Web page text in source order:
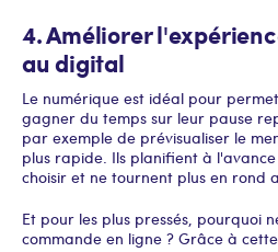
4. Améliorer
au digital
Le numérique est idéal pour
gagner du temps sur leur pause
par exemple de prévisualiser le
plus rapide. Ils planifient à
choisir et ne tournent plus en rond
Et pour les plus pressés, pourquoi
commande en ligne ? Grâce à